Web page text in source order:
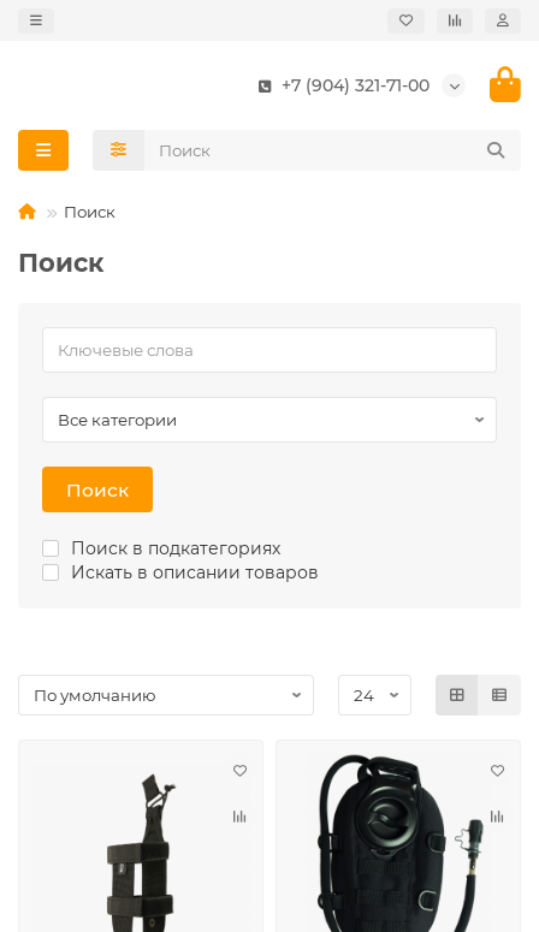
+7 (904) 321-71-00
Поиск
Поиск
Поиск
Поиск в подкатегориях
Искать в описании товаров